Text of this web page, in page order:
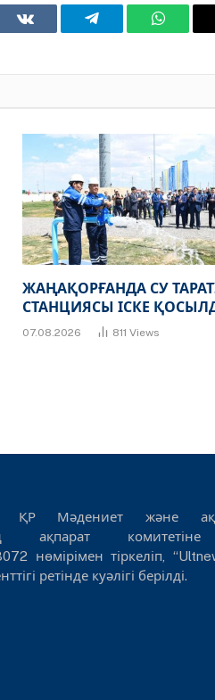
VKontakteTelegram
ЖАҢАҚОРҒАНДА СУ
СТАНЦИЯСЫ ІСКЕ
07.08.2026 811 Views
Мәдениет және
ақпарат
нөмірімен тіркеліп,
ретінде куәлігі берілді.